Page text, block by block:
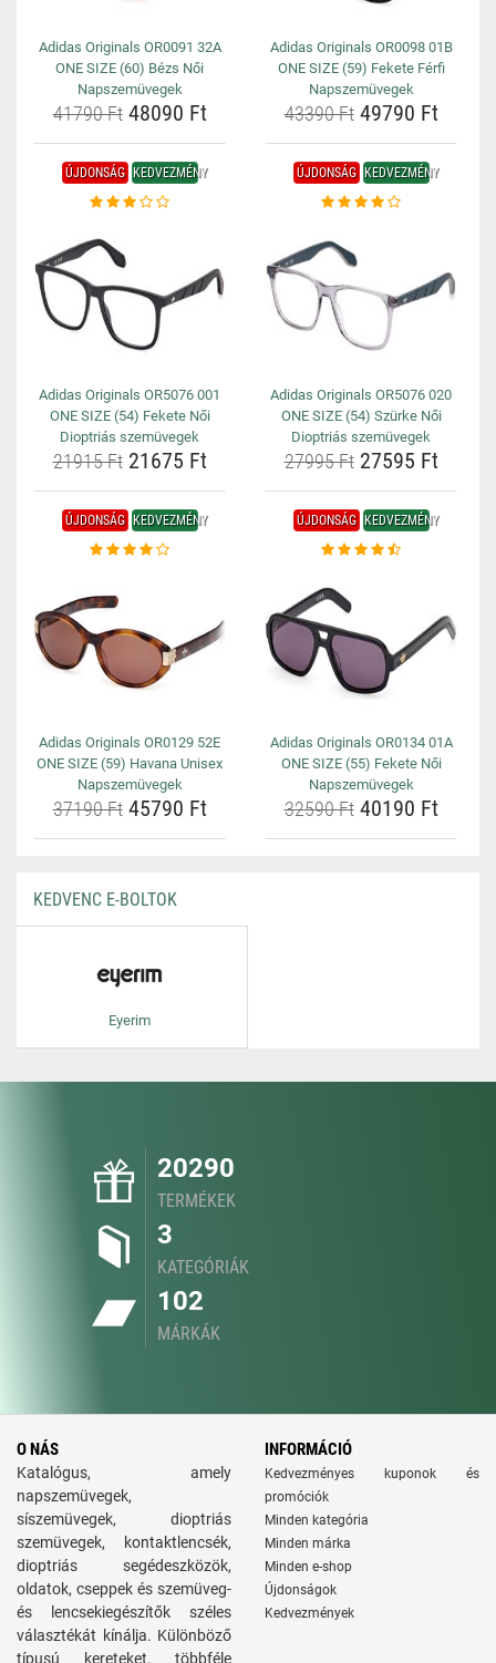
Adidas Originals OR0091 32A
ONE SIZE (60) Bézs Női
Napszemüvegek
41790 Ft48090 Ft
Adidas Originals OR0098 01B
ONE SIZE (59) Fekete Férfi
Napszemüvegek
43390 Ft49790 Ft
ÚJDONSÁG KEDVEZMÉNY
Adidas Originals OR5076 001
ONE SIZE (54) Fekete Női
Dioptriás szemüvegek
21915 Ft21675 Ft
ÚJDONSÁG KEDVEZMÉNY
Adidas Originals OR5076 020
ONE SIZE (54) Szürke Női
Dioptriás szemüvegek
27995 Ft27595 Ft
ÚJDONSÁG KEDVEZMÉNY
Adidas Originals OR0129 52E
ONE SIZE (59) Havana Unisex
Napszemüvegek
37190 Ft45790 Ft
ÚJDONSÁG KEDVEZMÉNY
Adidas Originals OR0134 01A
ONE SIZE (55) Fekete Női
Napszemüvegek
32590 Ft40190 Ft
KEDVENC E-BOLTOK
Eyerim
20290
TERMÉKEK
3
KATEGÓRIÁK
102
MÁRKÁK
O NÁS
Katalógus, amely
napszemüvegek,
síszemüvegek, dioptriás
szemüvegek, kontaktlencsék,
dioptriás segédeszközök,
oldatok, cseppek és szemüveg-
és lencsekiegészítők széles
választékát kínálja. Különböző
típusú kereteket, többféle
INFORMÁCIÓ
Kedvezményes kuponok és
promóciók
Minden kategória
Minden márka
Minden e-shop
Újdonságok
Kedvezmények